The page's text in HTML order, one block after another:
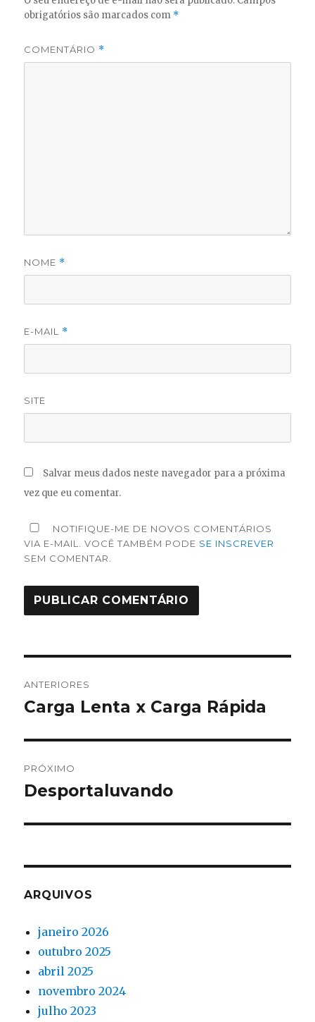
obrigatórios são marcados com *
COMENTÁRIO *
NOME *
E-MAIL *
SITE
Salvar meus dados neste navegador para a próxima
vez que eu comentar.
NOTIFIQUE-ME DE NOVOS COMENTÁRIOS
VIA E-MAIL. VOCÊ TAMBÉM PODE SE INSCREVER
SEM COMENTAR.
de
ANTERIORES
Post
Carga Lenta x Carga Rápida
PRÓXIMO
Próximo
Desportaluvando
ARQUIVOS
janeiro 2026
outubro 2025
abril 2025
novembro 2024
julho 2023